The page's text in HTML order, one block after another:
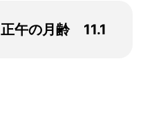
正午の月齢 11.1